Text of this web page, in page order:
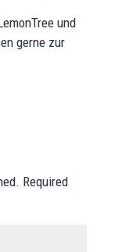
und
gerne zur
Required